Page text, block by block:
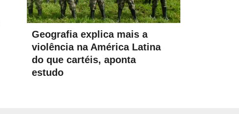
Geografia explica mais a
violência na América Latina
do que cartéis, aponta
estudo